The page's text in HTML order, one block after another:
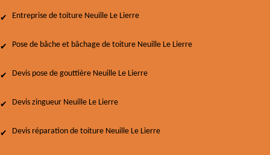
Entreprise de toiture Neuille Le Lierre
Pose de bâche et bâchage de toiture Neuille Le Lierre
Devis pose de gouttière Neuille Le Lierre
Devis zingueur Neuille Le Lierre
Devis réparation de toiture Neuille Le Lierre